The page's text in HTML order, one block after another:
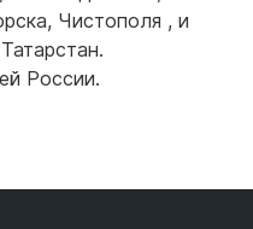
, Чистополя , и
России.